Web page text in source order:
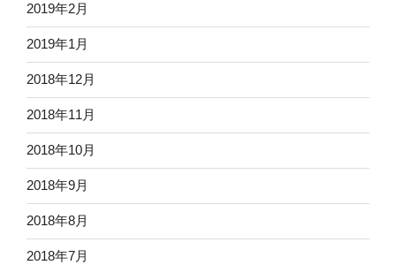
2019年2月
2019年1月
2018年12月
2018年11月
2018年10月
2018年9月
2018年8月
2018年7月